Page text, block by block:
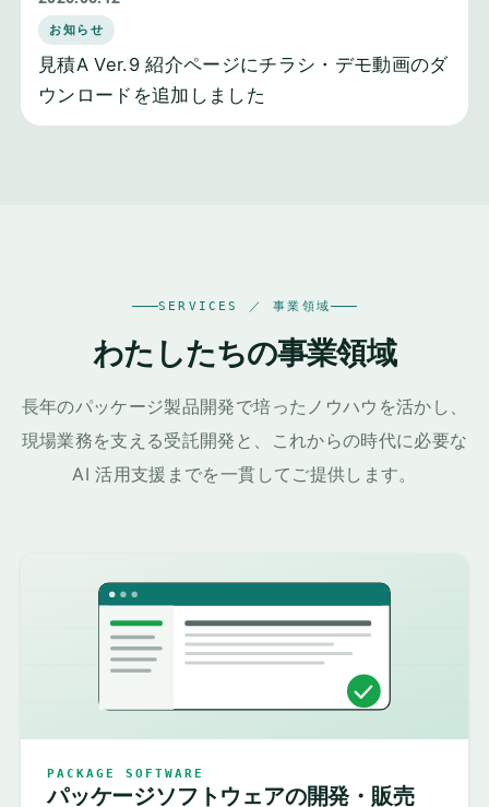
お知らせ
見積A Ver.9 紹介ページにチラシ・デモ動画のダ
ウンロードを追加しました
SERVICES ／ 事業領域
わたしたちの事業領域
長年のパッケージ製品開発で培ったノウハウを活かし、
現場業務を支える受託開発と、これからの時代に必要な
AI 活用支援までを一貫してご提供します。
PACKAGE SOFTWARE
パッケージソフトウェアの開発・販売